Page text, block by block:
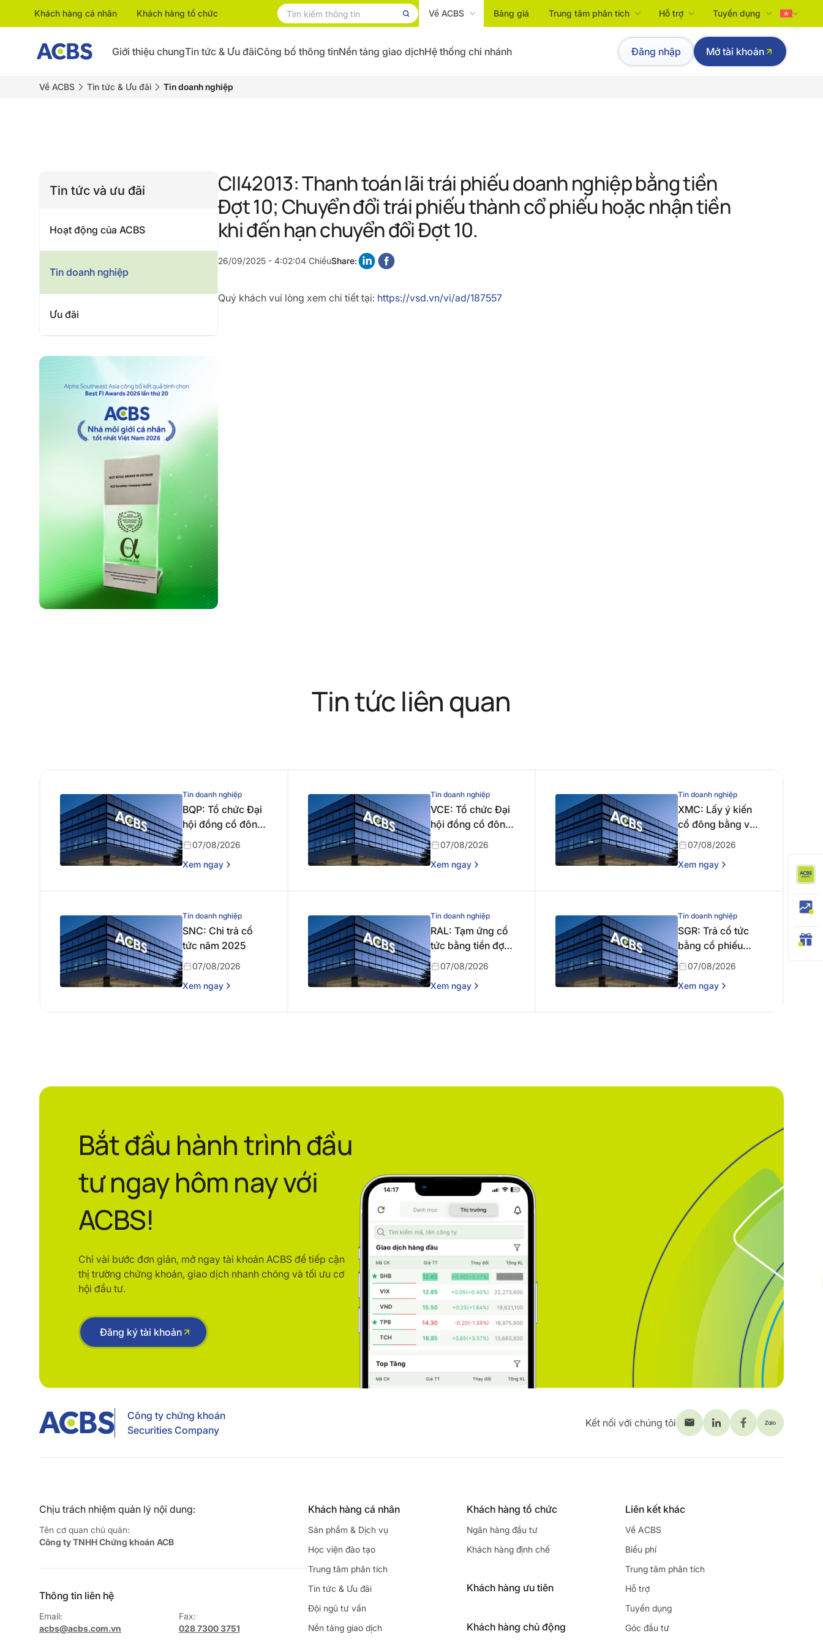
Khách hàng cá nhân Khách hàng tổ chức Về ACBS Bảng giá Trung tâm phân tích Hỗ trợ Tuyển dụng
Tiếng Việt
English
Giới thiệu chungTin tức & Ưu đãiCông bố thông tinNền tảng giao dịchHệ thống chi nhánh Đăng nhập Mở tài khoản
Về ACBS Tin tức & Ưu đãi Tin doanh nghiệp
Tin tức và ưu đãi
Hoạt động của ACBS
Tin doanh nghiệp
Ưu đãi
CII42013: Thanh toán lãi trái phiếu doanh nghiệp bằng tiền
Đợt 10; Chuyển đổi trái phiếu thành cổ phiếu hoặc nhận tiền
khi đến hạn chuyển đổi Đợt 10.
26/09/2025 - 4:02:04 ChiềuShare:
Quý khách vui lòng xem chi tiết tại: https://vsd.vn/vi/ad/187557
Tin tức liên quan
Tin doanh nghiệp
BQP: Tổ chức Đại
hội đồng cổ đông
thường niên năm
2026
07/08/2026
Xem ngay
Tin doanh nghiệp
VCE: Tổ chức Đại
hội đồng cổ đông
bất thường năm
2026 lần thứ nhất
07/08/2026
Xem ngay
Tin doanh nghiệp
XMC: Lấy ý kiến
cổ đông bằng văn
bản07/08/2026
Xem ngay
Tin doanh nghiệp
SNC: Chi trả cổ
tức năm 2025
07/08/2026
Xem ngay
Tin doanh nghiệp
RAL: Tạm ứng cổ
tức bằng tiền đợt 1
năm 2026
07/08/2026
Xem ngay
Tin doanh nghiệp
SGR: Trả cổ tức
bằng cổ phiếu
năm 2024
07/08/2026
Xem ngay
Bắt đầu hành trình đầu
tư ngay hôm nay với
ACBS!
Chỉ vài bước đơn giản, mở ngay tài khoản ACBS để tiếp cận
thị trường chứng khoán, giao dịch nhanh chóng và tối ưu cơ
hội đầu tư.
Đăng ký tài khoản
Công ty chứng khoán
Securities Company
Kết nối với chúng tôi
Chịu trách nhiệm quản lý nội dung:
Tên cơ quan chủ quản:
Công ty TNHH Chứng khoán ACB
Thông tin liên hệ
Email:
acbs@acbs.com.vn
Fax:
028 7300 3751
Khách hàng cá nhân
Sản phẩm & Dịch vụ
Học viện đào tạo
Trung tâm phân tích
Tin tức & Ưu đãi
Đội ngũ tư vấn
Nền tảng giao dịch
Khách hàng tổ chức
Ngân hàng đầu tư
Khách hàng định chế
Khách hàng ưu tiên
Khách hàng chủ động
Liên kết khác
Về ACBS
Biểu phí
Trung tâm phân tích
Hỗ trợ
Tuyển dụng
Góc đầu tư